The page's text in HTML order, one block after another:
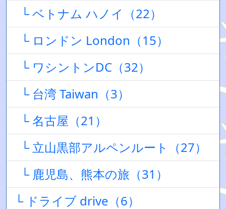
└ ベトナム ハノイ（22）
└ ロンドン London（15）
└ ワシントンDC（32）
└ 台湾 Taiwan（3）
└ 名古屋（21）
└ 立山黒部アルペンルート（27）
└ 鹿児島、熊本の旅（31）
└ ドライブ drive（6）